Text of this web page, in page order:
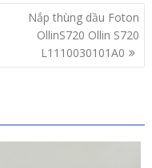
Nắp thùng dầu Foton
OllinS720 Ollin S720
L1110030101A0